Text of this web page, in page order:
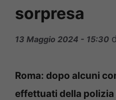
sorpresa
13 Maggio 2024 - 15:30
Roma: dopo alcuni
effettuati della